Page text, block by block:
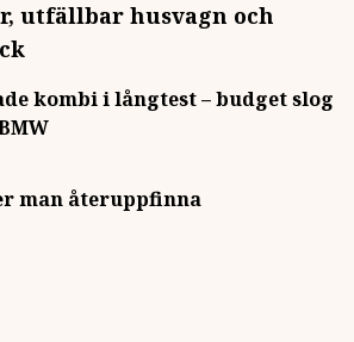
utfällbar husvagn och
kombi i långtest – budget slog
man återuppfinna